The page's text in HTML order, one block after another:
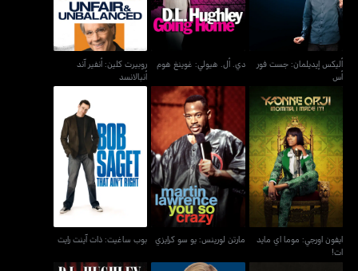
أليكس إيديلمان: جست فور
أس
دي. أل. هيولي: غوينغ هوم
روبيرت كلين: أنفير آند
أنبالانسد
ايفون اورجي: موما اي مايد
ات!
ايفون اورجي: موما اي مايد
ات!
مارتن لورينس: يو سو كرايزي
مارتن لورينس: يو سو كرايزي
بوب ساغيت: ذات آينت رايت
بوب ساغيت: ذات آينت رايت